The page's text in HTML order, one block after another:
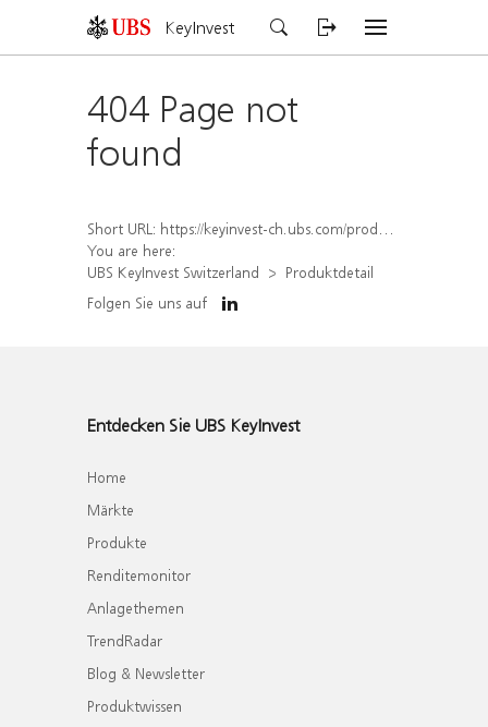
KeyInvest
404 Page not
found
Short URL: https://keyinvest-ch.ubs.com/produkt/detail/index/isin/CH1578391067
You are here:
UBS KeyInvest Switzerland
Produktdetail
Folgen Sie uns auf
Entdecken Sie UBS KeyInvest
Home
Märkte
Produkte
Renditemonitor
Anlagethemen
TrendRadar
Blog & Newsletter
Produktwissen